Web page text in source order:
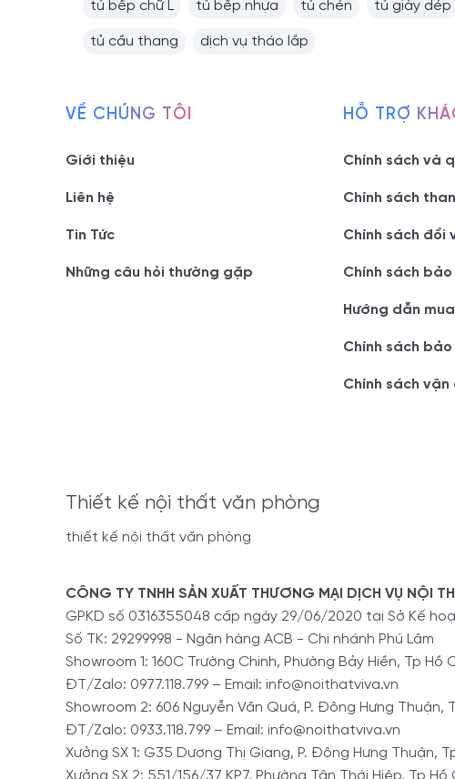
tủ bếp chữ L tủ bếp nhựa tủ chén tủ giày dép
tủ cầu thang dịch vụ tháo lắp
Thiết kế nội thất văn phòng
thiết kế nội thất văn phòng
VỀ CHÚNG TÔI
Giới thiệu
Liên hệ
Tin Tức
Những câu hỏi thường gặp
HỖ TRỢ
Chính sách và
Chính sách
Chính sách đổi
Chính sách
Hướng dẫn
Chính sách
Chính sách
CÔNG TY TNHH SẢN XUẤT THƯƠNG MẠI DỊCH VỤ NỘI
GPKD số 0316355048 cấp ngày 29/06/2020 tại Sở Kế
Số TK: 29299998 - Ngân hàng ACB - Chi nhánh Phú Lâm
Showroom 1: 160C Trường Chinh, Phường Bảy Hiền, Tp Hồ
ĐT/Zalo: 0977.118.799 – Email: info@noithatviva.vn
Showroom 2: 606 Nguyễn Văn Quá, P. Đông Hưng Thuận,
ĐT/Zalo: 0933.118.799 – Email: info@noithatviva.vn
Xưởng SX 1: G35 Dương Thị Giang, P. Đông Hưng Thuận,
Xưởng SX 2: 551/156/37 KP7, Phường Tân Thới Hiệp, Tp Hồ